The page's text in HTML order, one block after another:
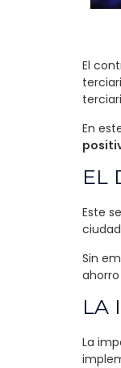
El
En
EL
Este
Sin
LA
La